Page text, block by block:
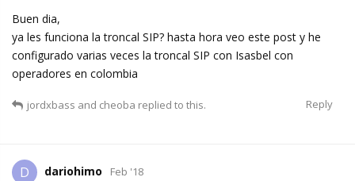
Buen dia,
ya les funciona la troncal SIP? hasta hora veo este post y he
configurado varias veces la troncal SIP con Isasbel con
operadores en colombia
Reply
jordxbass and cheoba replied to this.
D dariohimo Feb '18